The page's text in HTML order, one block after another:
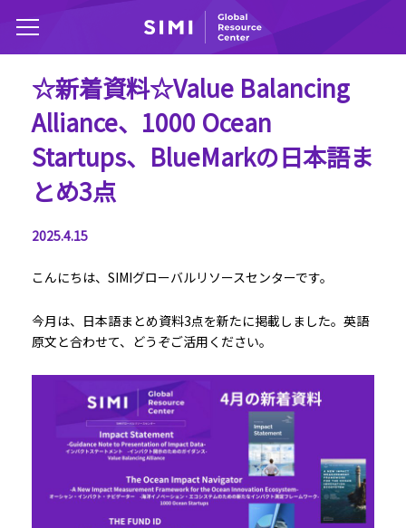
☆新着資料☆Value Balancing
Alliance、1000 Ocean
Startups、BlueMarkの日本語ま
とめ3点
2025.4.15
こんにちは、SIMIグローバルリソースセンターです。
今月は、日本語まとめ資料3点を新たに掲載しました。英語
原文と合わせて、どうぞご活用ください。